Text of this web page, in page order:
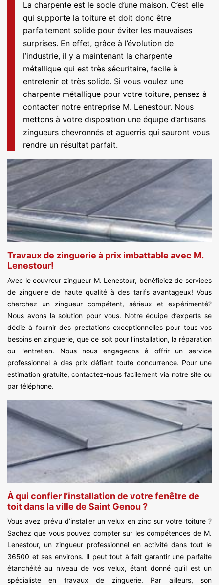
La charpente est le socle d’une maison. C’est elle
qui supporte la toiture et doit donc être
parfaitement solide pour éviter les mauvaises
surprises. En effet, grâce à l’évolution de
l’industrie, il y a maintenant la charpente
métallique qui est très sécuritaire, facile à
entretenir et très solide. Si vous voulez une
charpente métallique pour votre toiture, pensez à
contacter notre entreprise M. Lenestour. Nous
mettons à votre disposition une équipe d’artisans
zingueurs chevronnés et aguerris qui sauront vous
rendre un résultat parfait.
Travaux de zinguerie à prix imbattable avec M.
Lenestour!
Avec le couvreur zingueur M. Lenestour, bénéficiez de services
de zinguerie de haute qualité à des tarifs avantageux! Vous
cherchez un zingueur compétent, sérieux et expérimenté?
Nous avons la solution pour vous. Notre équipe d’experts se
dédie à fournir des prestations exceptionnelles pour tous vos
besoins en zinguerie, que ce soit pour l'installation, la réparation
ou l'entretien. Nous nous engageons à offrir un service
professionnel à des prix défiant toute concurrence. Pour une
estimation gratuite, contactez-nous facilement via notre site ou
par téléphone.
À qui confier l’installation de votre fenêtre de
toit dans la ville de Saint Genou ?
Vous avez prévu d’installer un velux en zinc sur votre toiture ?
Sachez que vous pouvez compter sur les compétences de M.
Lenestour, un zingueur professionnel en activité dans tout le
36500 et ses environs. Il peut tout à fait garantir une parfaite
étanchéité au niveau de vos velux, étant donné qu’il est un
spécialiste en travaux de zinguerie. Par ailleurs, son